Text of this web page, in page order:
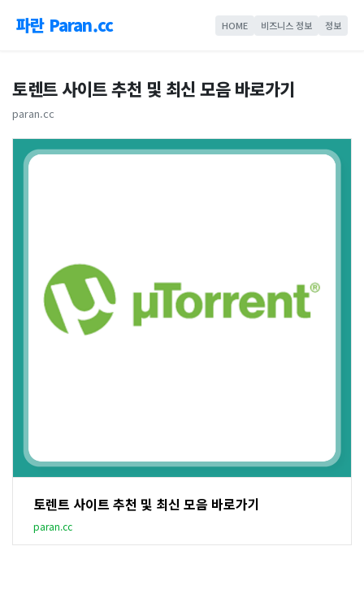
파란 Paran.cc HOME 비즈니스 정보 정보
토렌트 사이트 추천 및 최신 모음 바로가기
paran.cc
토렌트 사이트 추천 및 최신 모음 바로가기
paran.cc